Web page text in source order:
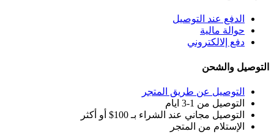
الدفع عند التوصيل
حوالة مالية
دفع إلالكتروني
التوصيل والشحن
التوصيل عن طريق المتجر
التوصيل من 1-3 ايام
التوصيل مجاني عند الشراء بـ 100$ أو أكثر
الإستلام من المتجر